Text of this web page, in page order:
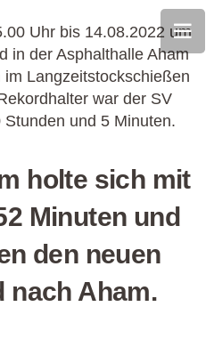
Uhr bis 14.08.2022 um
in der Asphalthalle Aham
Langzeitstockschießen
war der SV
und 5 Minuten.
holte sich mit
Minuten und
den neuen
nach Aham.